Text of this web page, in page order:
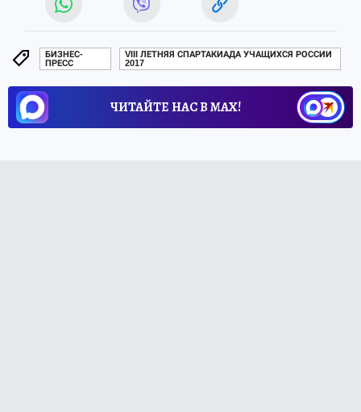
БИЗНЕС-
ПРЕСС
VIII ЛЕТНЯЯ СПАРТАКИАДА УЧАЩИХСЯ РОССИИ
2017
ЧИТАЙТЕ НАС В МАХ!